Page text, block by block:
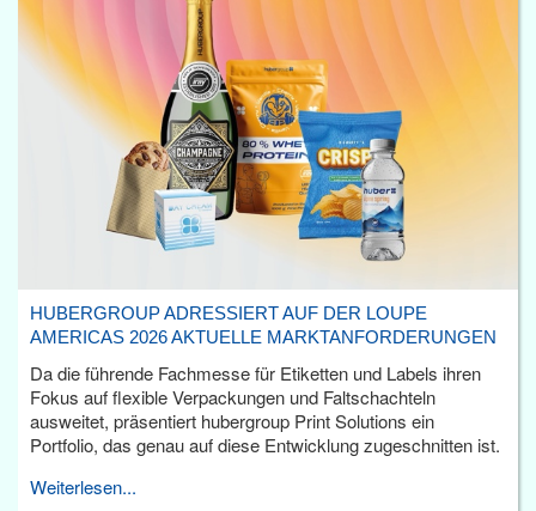
HUBERGROUP ADRESSIERT AUF DER LOUPE
AMERICAS 2026 AKTUELLE MARKTANFORDERUNGEN
Da die führende Fachmesse für Etiketten und Labels ihren
Fokus auf flexible Verpackungen und Faltschachteln
ausweitet, präsentiert hubergroup Print Solutions ein
Portfolio, das genau auf diese Entwicklung zugeschnitten ist.
Weiterlesen...